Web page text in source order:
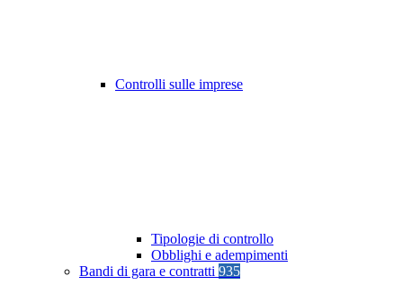
Controlli sulle imprese
Tipologie di controllo
Obblighi e adempimenti
Bandi di gara e contratti 935